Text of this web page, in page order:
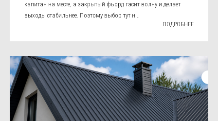
капитан на месте, а закрытый фьорд гасит волну и делает
выходы стабильнее. Поэтому выбор тут н...
ПОДРОБНЕЕ